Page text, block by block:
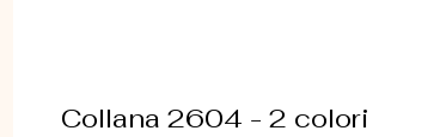
Collana 2604 - 2 colori